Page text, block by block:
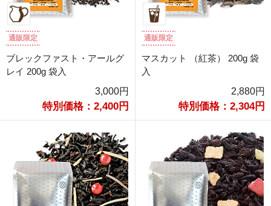
通販限定
ブレックファスト・アールグ
レイ 200g 袋入
3,000円
特別価格：2,400円
通販限定
マスカット （紅茶） 200g 袋
入
2,880円
特別価格：2,304円